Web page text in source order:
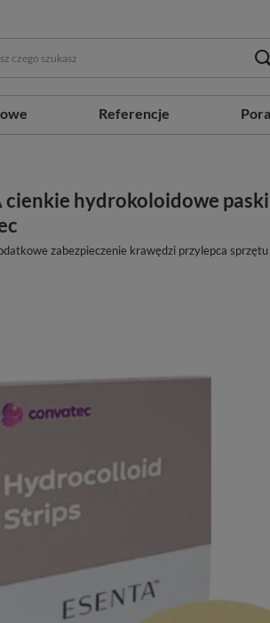
Referencje
cienkie hydrokoloidowe
zabezpieczenie krawędzi przylepca